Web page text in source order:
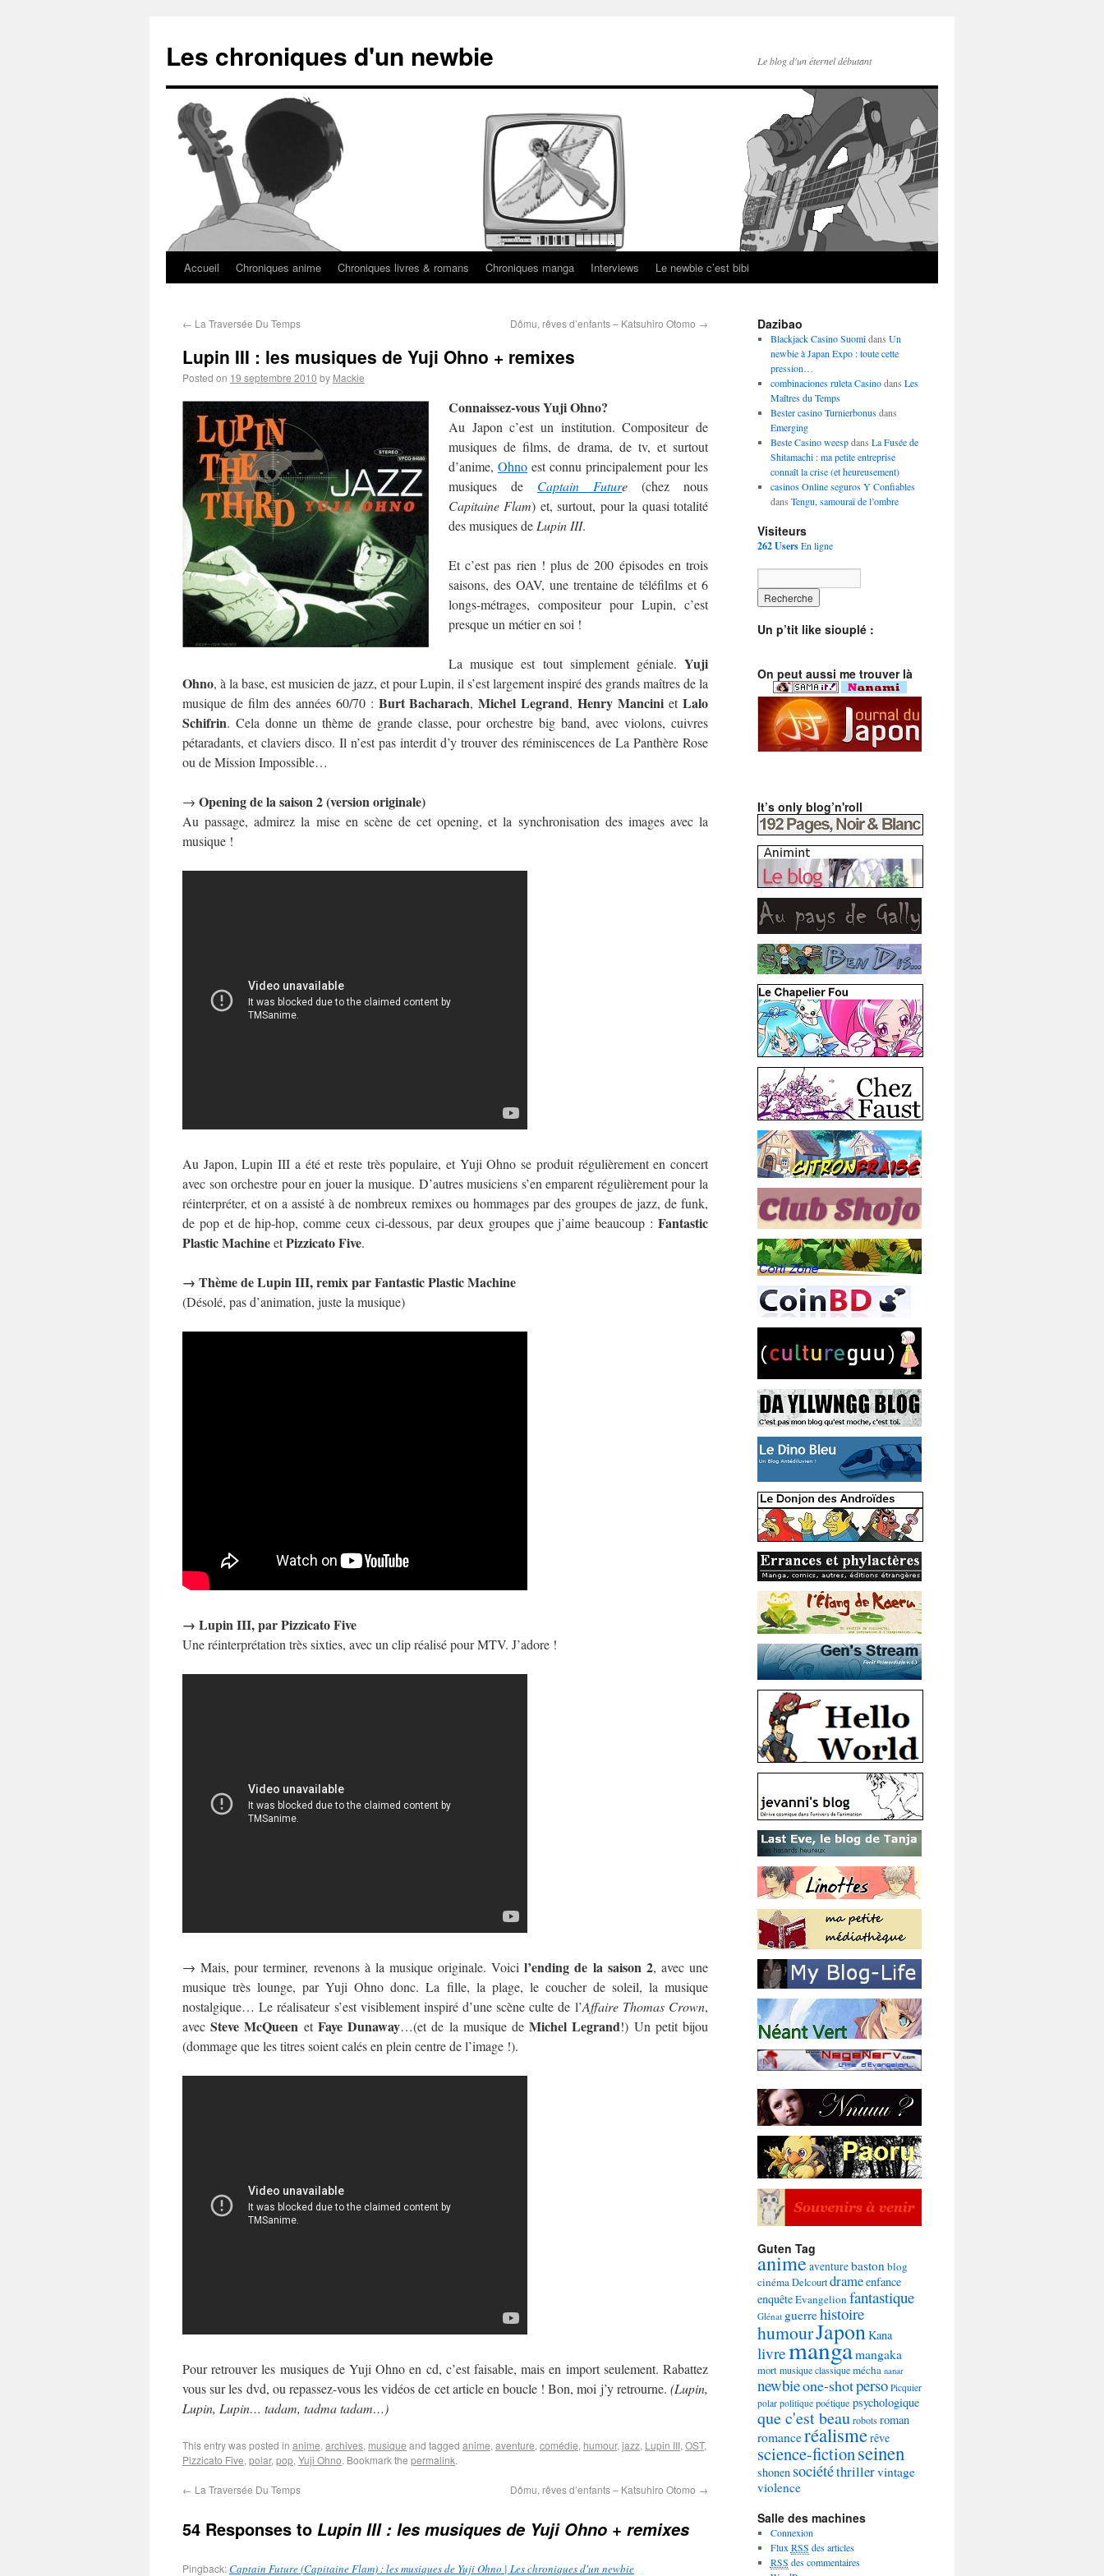
Les chroniques d'un newbie Le blog d'un éternel débutant
Accueil Chroniques anime Chroniques livres & romans Chroniques manga Interviews Le newbie c’est bibi
← La Traversée Du Temps Dômu, rêves d’enfants – Katsuhiro Otomo →
Lupin III : les musiques de Yuji Ohno + remixes
Posted on 19 septembre 2010 by Mackie
Connaissez-vous Yuji Ohno?
Au Japon c’est un institution. Compositeur de
musiques de films, de drama, de tv, et surtout
d’anime, Ohno est connu principalement pour les
musiques de Captain Future (chez nous
Capitaine Flam) et, surtout, pour la quasi totalité
des musiques de Lupin III.
Et c’est pas rien ! plus de 200 épisodes en trois
saisons, des OAV, une trentaine de téléfilms et 6
longs-métrages, compositeur pour Lupin, c’est
presque un métier en soi !
La musique est tout simplement géniale. Yuji
Ohno, à la base, est musicien de jazz, et pour Lupin, il s’est largement inspiré des grands maîtres de la
musique de film des années 60/70 : Burt Bacharach,Michel Legrand,Henry Mancini etLalo
Schifrin. Cela donne un thème de grande classe, pour orchestre big band, avec violons, cuivres
pétaradants, et claviers disco. Il n’est pas interdit d’y trouver des réminiscences de La Panthère Rose
ou de Mission Impossible…
→ Opening de la saison 2 (version originale)
Au passage, admirez la mise en scène de cet opening, et la synchronisation des images avec la
musique !
Au Japon, Lupin III a été et reste très populaire, et Yuji Ohno se produit régulièrement en concert
avec son orchestre pour en jouer la musique. D’autres musiciens s’en emparent régulièrement pour la
réinterpréter, et on a assisté à de nombreux remixes ou hommages par des groupes de jazz, de funk,
de pop et de hip-hop, comme ceux ci-dessous, par deux groupes que j’aime beaucoup : Fantastic
Plastic MachineetPizzicato Five.
→ Thème de Lupin III, remix par Fantastic Plastic Machine
(Désolé, pas d’animation, juste la musique)
→ Lupin III, par Pizzicato Five
Une réinterprétation très sixties, avec un clip réalisé pour MTV. J’adore !
→ Mais, pour terminer, revenons à la musique originale. Voicil’ending de la saison 2, avec une
musique très lounge, par Yuji Ohno donc. La fille, la plage, le coucher de soleil, la musique
nostalgique… Le réalisateur s’est visiblement inspiré d’une scène culte de l’Affaire Thomas Crown,
avecSteve McQueen et Faye Dunaway…(et de la musique deMichel Legrand!) Un petit bijou
(dommage que les titres soient calés en plein centre de l’image !).
Pour retrouver les musiques de Yuji Ohno en cd, c’est faisable, mais en import seulement. Rabattez
vous sur les dvd, ou repassez-vous les vidéos de cet article en boucle ! Bon, moi j’y retrourne. (Lupin,
Lupin, Lupin… tadam, tadma tadam…)
This entry was posted in anime, archives, musique and tagged anime, aventure, comédie, humour, jazz, Lupin III, OST,
Pizzicato Five, polar, pop, Yuji Ohno. Bookmark the permalink.
← La Traversée Du Temps Dômu, rêves d’enfants – Katsuhiro Otomo →
54 Responses to Lupin III : les musiques de Yuji Ohno + remixes
Pingback:Captain Future (Capitaine Flam) : les musiques de Yuji Ohno | Les chroniques d'un newbie
Dazibao
Blackjack Casino Suomidans Un
newbie à Japan Expo : toute cette
pression…
combinaciones ruleta Casinodans Les
Maîtres du Temps
Bester casino Turnierbonusdans
Emerging
Beste Casino weespdans La Fusée de
Shitamachi : ma petite entreprise
connaît la crise (et heureusement)
casinos Online seguros Y Confiables
dans Tengu, samouraï de l’ombre
Visiteurs
262 UsersEn ligne
Un p’tit like siouplé :
On peut aussi me trouver là
It’s only blog’n'roll
Guten Tag
animeaventurebaston blog
cinémaDelcourtdrameenfance
enquêteEvangelion fantastique
Glénat guerrehistoire
humourJapon Kana
livremangamangaka
mortmusique classiquemécha nanar
newbieone-shotperso Picquier
polar politique poétique psychologique
que c'est beaurobotsroman
romanceréalismerêve
science-fictionseinen
shonen sociététhrillervintage
violence
Salle des machines
Connexion
Flux RSS des articles
RSS des commentaires